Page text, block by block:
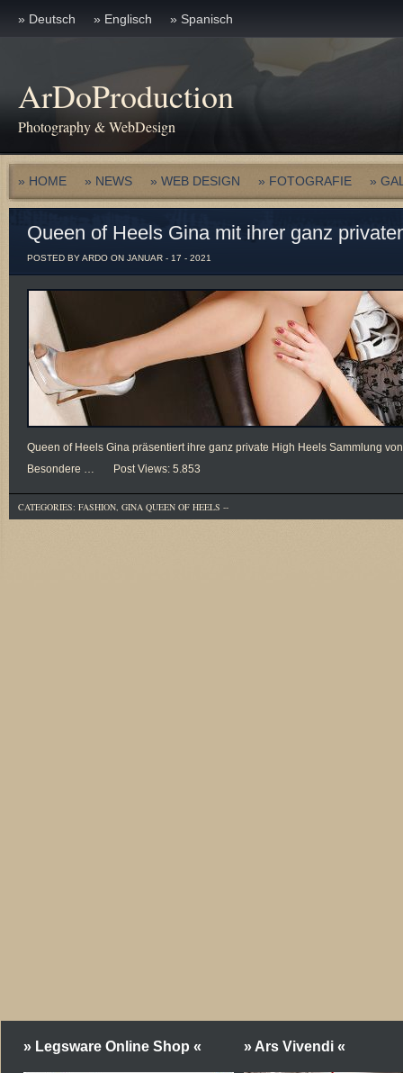
» Deutsch » Englisch » Spanisch
ArDoProduction
Photography & WebDesign
» HOME » NEWS » WEB DESIGN » FOTOGRAFIE »
Queen of Heels Gina mit ihrer ganz
POSTED BY ARDO ON JANUAR - 17 - 2021
Queen of Heels Gina präsentiert ihre ganz private High Heels Sammlung
Besondere … Post Views: 5.853
CATEGORIES: FASHION, GINA QUEEN OF HEELS --
» Legsware Online Shop « » Ars Vivendi «